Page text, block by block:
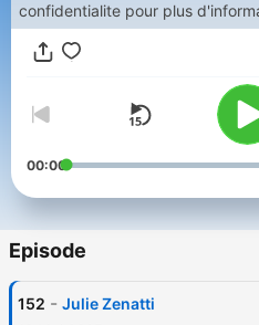
confidentialite pour plus
00:00
Episode
152 - Julie Zenatti